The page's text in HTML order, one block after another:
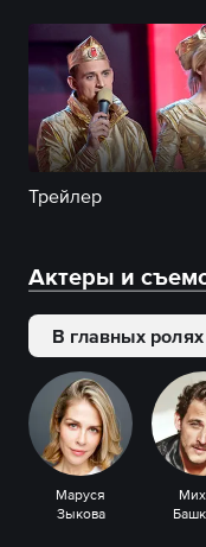
Трейлер
Актеры и
В главных ролях
Маруся
Зыкова